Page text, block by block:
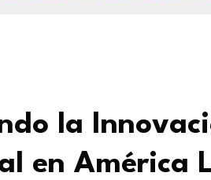
la
en América